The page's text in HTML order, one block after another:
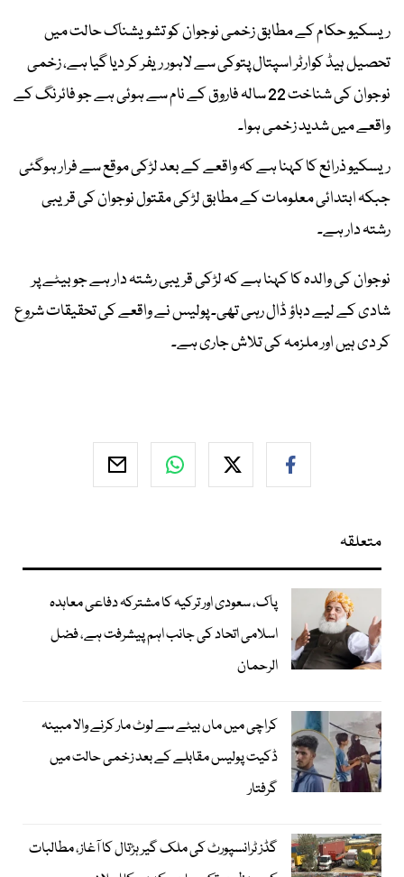
ریسکیو حکام کے مطابق زخمی نوجوان کو تشویشناک حالت میں
تحصیل ہیڈ کوارٹر اسپتال پتوکی سے لاہور ریفر کر دیا گیا ہے، زخمی
نوجوان کی شناخت 22 سالہ فاروق کے نام سے ہوئی ہے جو فائرنگ کے
واقعے میں شدید زخمی ہوا۔
ریسکیو ذرائع کا کہنا ہے کہ واقعے کے بعد لڑکی موقع سے فرار ہوگئی
جبکہ ابتدائی معلومات کے مطابق لڑکی مقتول نوجوان کی قریبی
رشتہ دار ہے۔
نوجوان کی والدہ کا کہنا ہے کہ لڑکی قریبی رشتہ دار ہے جو بیٹے پر
شادی کے لیے دباؤ ڈال رہی تھی۔ پولیس نے واقعے کی تحقیقات شروع
کر دی ہیں اور ملزمہ کی تلاش جاری ہے۔
متعلقہ
پاک، سعودی اور ترکیہ کا مشترکہ دفاعی معاہدہ
اسلامی اتحاد کی جانب اہم پیشرفت ہے، فضل
الرحمان
کراچی میں ماں بیٹے سے لوٹ مار کرنے والا مبینہ
ڈکیت پولیس مقابلے کے بعد زخمی حالت میں
گرفتار
گڈز ٹرانسپورٹ کی ملک گیر ہڑتال کا آغاز، مطالبات